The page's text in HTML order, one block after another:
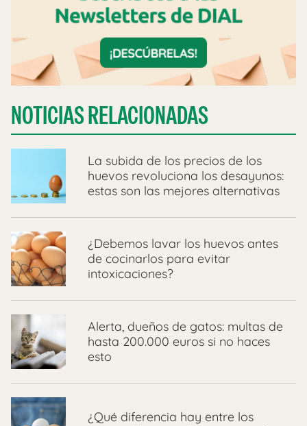
NOTICIAS RELACIONADAS
La subida de los precios de los
huevos revoluciona los desayunos:
estas son las mejores alternativas
¿Debemos lavar los huevos antes
de cocinarlos para evitar
intoxicaciones?
Alerta, dueños de gatos: multas de
hasta 200.000 euros si no haces
esto
¿Qué diferencia hay entre los